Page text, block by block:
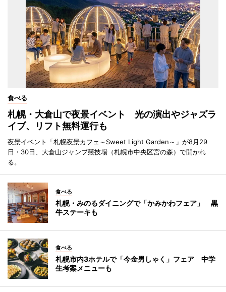
食べる
札幌・大倉山で夜景イベント 光の演出やジャズラ
イブ、リフト無料運行も
夜景イベント「札幌夜景カフェ～Sweet Light Garden～」が8月29
日・30日、大倉山ジャンプ競技場（札幌市中央区宮の森）で開かれ
る。
食べる
札幌・みのるダイニングで「かみかわフェア」 黒
牛ステーキも
食べる
札幌市内3ホテルで「今金男しゃく」フェア 中学
生考案メニューも